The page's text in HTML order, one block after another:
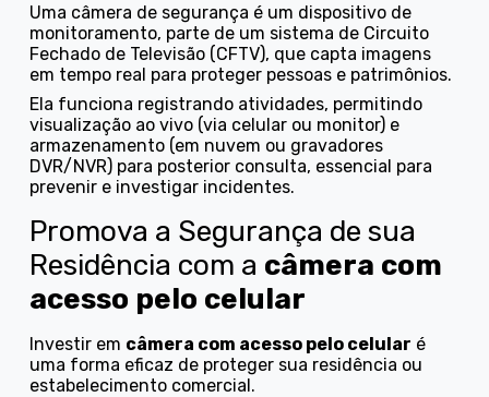
Uma câmera de segurança é um dispositivo de
monitoramento, parte de um sistema de Circuito
Fechado de Televisão (CFTV), que capta imagens
em tempo real para proteger pessoas e patrimônios.
Ela funciona registrando atividades, permitindo
visualização ao vivo (via celular ou monitor) e
armazenamento (em nuvem ou gravadores
DVR/NVR) para posterior consulta, essencial para
prevenir e investigar incidentes.
Promova a Segurança de sua
Residência com a câmera com
acesso pelo celular
Investir em câmera com acesso pelo celular é
uma forma eficaz de proteger sua residência ou
estabelecimento comercial.